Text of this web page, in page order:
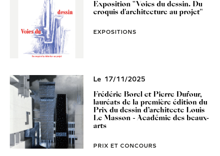
Exposition "Voies du dessin. Du
croquis d'architecture au projet"
EXPOSITIONS
Le 17/11/2025
Frédéric Borel et Pierre Dufour,
lauréats de la première édition du
Prix du dessin d’architecte Louis
Le Masson - Académie des beaux-
arts
PRIX ET CONCOURS